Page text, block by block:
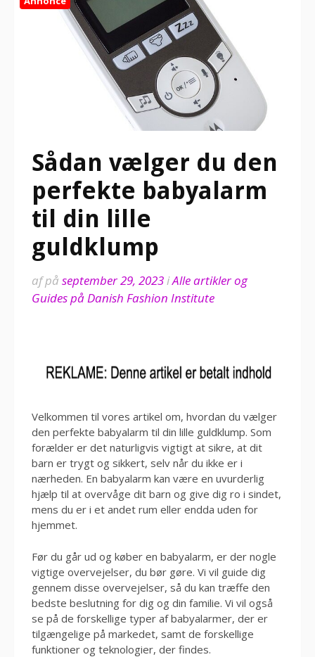
Sådan vælger du den
perfekte babyalarm
til din lille
guldklump
afpå september 29, 2023iAlle artikler og
Guides på Danish Fashion Institute
Velkommen til vores artikel om, hvordan du vælger
den perfekte babyalarm til din lille guldklump. Som
forælder er det naturligvis vigtigt at sikre, at dit
barn er trygt og sikkert, selv når du ikke er i
nærheden. En babyalarm kan være en uvurderlig
hjælp til at overvåge dit barn og give dig ro i sindet,
mens du er i et andet rum eller endda uden for
hjemmet.
Før du går ud og køber en babyalarm, er der nogle
vigtige overvejelser, du bør gøre. Vi vil guide dig
gennem disse overvejelser, så du kan træffe den
bedste beslutning for dig og din familie. Vi vil også
se på de forskellige typer af babyalarmer, der er
tilgængelige på markedet, samt de forskellige
funktioner og teknologier, der findes.